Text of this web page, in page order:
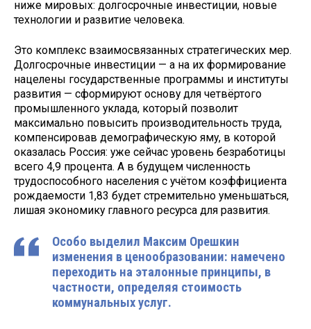
ниже мировых: долгосрочные инвестиции, новые
технологии и развитие человека.
Это комплекс взаимосвязанных стратегических мер.
Долгосрочные инвестиции — а на их формирование
нацелены государственные программы и институты
развития — сформируют основу для четвёртого
промышленного уклада, который позволит
максимально повысить производительность труда,
компенсировав демографическую яму, в которой
оказалась Россия: уже сейчас уровень безработицы
всего 4,9 процента. А в будущем численность
трудоспособного населения с учётом коэффициента
рождаемости 1,83 будет стремительно уменьшаться,
лишая экономику главного ресурса для развития.
Особо выделил Максим Орешкин
изменения в ценообразовании: намечено
переходить на эталонные принципы, в
частности, определяя стоимость
коммунальных услуг.